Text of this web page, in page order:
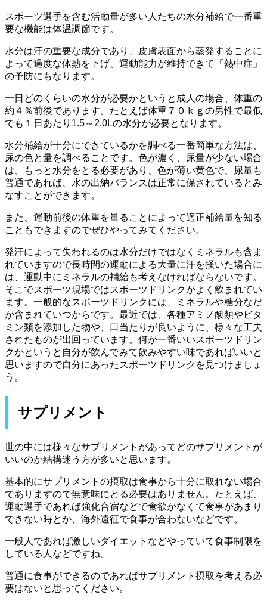
スポーツ選手を含む活動量が多い人たちの水分補給で一番重
要な機能は体温調節です。
水分は汗の重要な成分であり、皮膚表面から蒸発することに
よって過度な体熱を下げ、運動能力が維持できて「熱中症」
の予防にもなります。
一日どのくらいの水分が必要かというと成人の場合、体重の
約４％前後であります。たとえば体重７０ｋｇの男性で最低
でも１日あたり1.5～2.0Lの水分が必要となります。
水分補給が十分にできているかを調べる一番簡単な方法は、
尿の色と量を調べることです。色が濃く、尿量が少ない場合
は、もっと水分をとる必要があり、色が薄い黄色で、尿量も
普通であれば、水の出納バランスは正常に保されているとみ
なすことができます。
また、運動前後の体重を量ることによって適正補給量を知る
こともできますのでぜひやってみてください。
発汗によって失われるのは水分だけではなくミネラルも含ま
れていますので長時間の運動による大量に汗を掻いた場合に
は、運動中にミネラルの補給も考えなければならないです。
そこでスポーツ現場ではスポーツドリンクがよく飲まれてい
ます。一般的なスポーツドリンクには、ミネラルや糖分なだ
が含まれていつからです。最近では、各種アミノ酸類やビタ
ミン類を添加した物や、口当たりが良いように、様々な工夫
されたものが出回っています。何が一番いいスポーツドリン
クかというと自分が飲んでみて飲みやすい味であればいいと
思いますので自分にあったスポーツドリンクを見つけましょ
う。
サプリメント
世の中には様々なサプリメントがあってどのサプリメントが
いいのか結構迷う方が多いと思います。
基本的にサプリメントの摂取は食事から十分に取れない場合
でありますので無意味にとる必要はありません。たとえば、
運動選手であれば強化合宿などで食欲がなくて食事があまり
できない時とか、海外遠征で食事が合わないなどです。
一般人であれば激しいダイエットなどやっていて食事制限を
している人などですね。
普通に食事ができるのであればサプリメント摂取を考える必
要はないと思ってください。